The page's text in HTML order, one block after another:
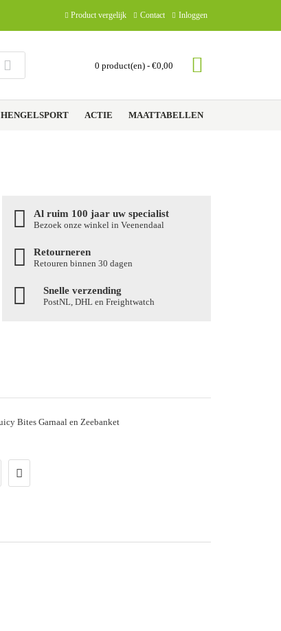
Product vergelijk Contact Inloggen
0 product(en) - €0,00
HENGELSPORT ACTIE MAATTABELLEN
Al ruim 100 jaar uw specialist
Bezoek onze winkel in Veenendaal
Retourneren
Retouren binnen 30 dagen
Snelle verzending
PostNL, DHL en Freightwatch